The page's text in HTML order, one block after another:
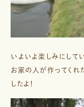
いよいよ楽しみにして
お家の人が作ってくれ
したよ！